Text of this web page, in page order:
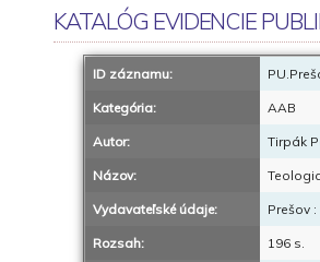
KATALÓG EVIDENCIE
ID záznamu:
Kategória: AAB
Autor: Tirpák
Názov:
Vydavateľské údaje: Prešov
Rozsah: 196 s.